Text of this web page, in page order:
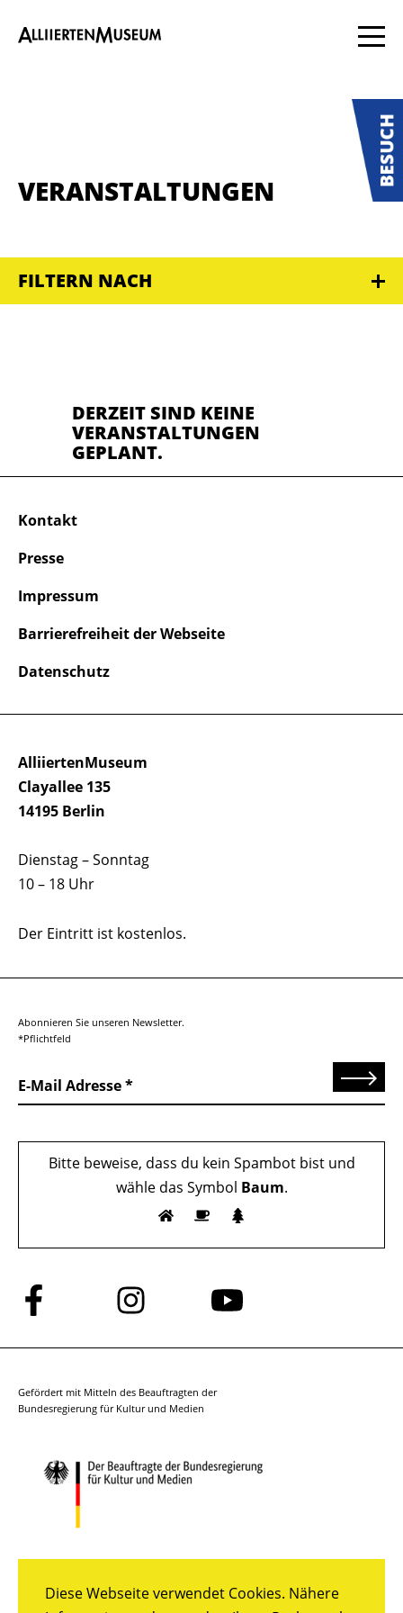
Diese Webseite verwendet Cookies. Nähere
VERANSTALTUNGEN
FILTERN NACH
DERZEIT SIND KEINE
VERANSTALTUNGEN
GEPLANT.
AlliiertenMuseum
Clayallee 135
14195 Berlin
Dienstag – Sonntag
10 – 18 Uhr
Der Eintritt ist kostenlos.
Kontakt
Presse
Impressum
Barrierefreiheit der Webseite
Datenschutz
Abonnieren Sie unseren Newsletter.
*Pflichtfeld
E-Mail Adresse Senden
Bitte beweise, dass du kein Spambot bist und
wähle das Symbol Baum.
Folge
uns
auf
Folge
uns
auf
Folge
auf
Gefördert mit Mitteln des Beauftragten der
Bundesregierung für Kultur und Medien